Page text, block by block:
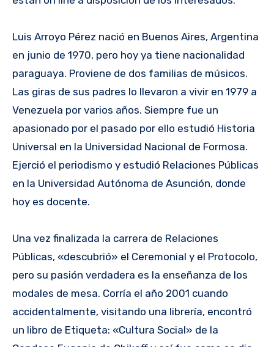
Luis Arroyo Pérez nació en Buenos Aires, Argentina
en junio de 1970, pero hoy ya tiene nacionalidad
paraguaya. Proviene de dos familias de músicos.
Las giras de sus padres lo llevaron a vivir en 1979 a
Venezuela por varios años. Siempre fue un
apasionado por el pasado por ello estudió Historia
Universal en la Universidad Nacional de Formosa.
Ejerció el periodismo y estudió Relaciones Públicas
en la Universidad Autónoma de Asunción, donde
hoy es docente.
Una vez finalizada la carrera de Relaciones
Públicas, «descubrió» el Ceremonial y el Protocolo,
pero su pasión verdadera es la enseñanza de los
modales de mesa. Corría el año 2001 cuando
accidentalmente, visitando una librería, encontró
un libro de Etiqueta: «Cultura Social» de la